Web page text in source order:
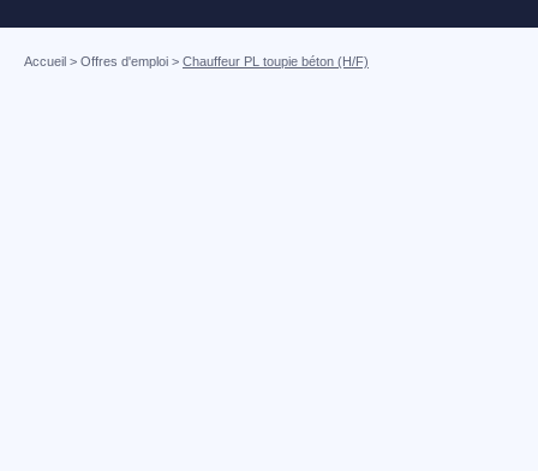
Accueil > Offres d'emploi > Chauffeur PL toupie béton (H/F)